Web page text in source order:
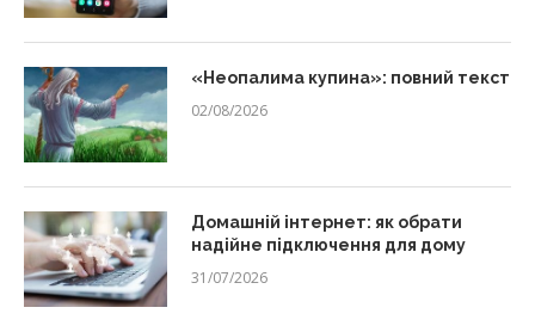
«Неопалима купина»: повний текст
02/08/2026
Домашній інтернет: як обрати
надійне підключення для дому
31/07/2026